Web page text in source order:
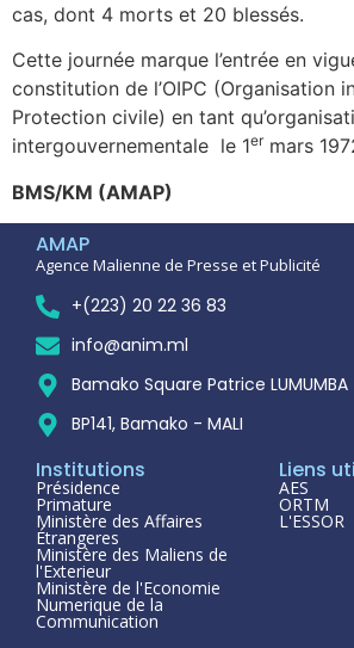
cas, dont 4 morts et 20 blessés.
Cette journée marque l’entrée en
constitution de l’OIPC (Organisation
Protection civile) en tant
intergouvernementale le 1ermars
BMS/KM (AMAP)
AMAP
Agence Malienne de Presse et Publicité
+(223) 20 22 36 83
info@anim.ml
Bamako Square Patrice LUMUMBA
BP141, Bamako - MALI
Institutions
Présidence
Primature
Ministère des Affaires
Étrangeres
Ministère des Maliens de
l'Exterieur
Ministère de l'Economie
Numerique de la
Communication
Liens
AES
ORTM
L'ESSOR